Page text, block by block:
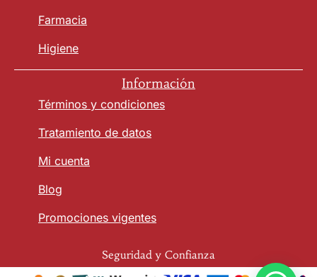
Farmacia
Higiene
Información
Términos y condiciones
Tratamiento de datos
Mi cuenta
Blog
Promociones vigentes
Seguridad y Confianza